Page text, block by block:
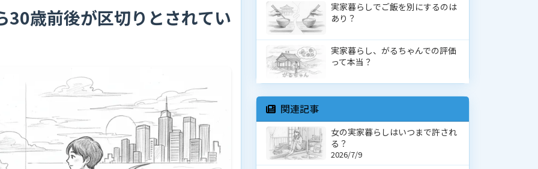
30歳前後が区切りとされてい
実家暮らしでご飯を別にするのは
あり？
実家暮らし、がるちゃんでの評価
って本当？
関連記事
女の実家暮らしはいつまで許され
る？
2026/7/9